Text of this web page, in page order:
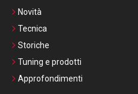
Novità
Tecnica
Storiche
Tuning e prodotti
Approfondimenti